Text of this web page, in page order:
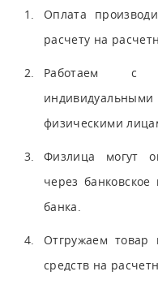
Оплата
расчету на
Работаем с
физическими
Физлица могут
через
банка.
Отгружаем товар
средств на